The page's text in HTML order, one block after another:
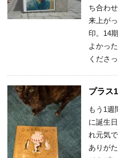
ち合わ
来上が
印。14
よかっ
くださ
プラス1
もう1週
に誕生
れ元気
ありが